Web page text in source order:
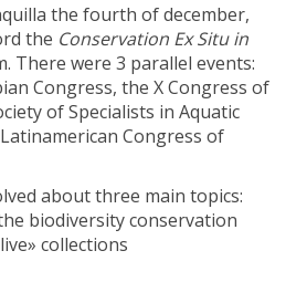
the fourth of december,
the Conservation Ex Situ in
There were 3 parallel events:
Congress, the X Congress of
of Specialists in Aquatic
Congress of
about three main topics:
biodiversity conservation
collections